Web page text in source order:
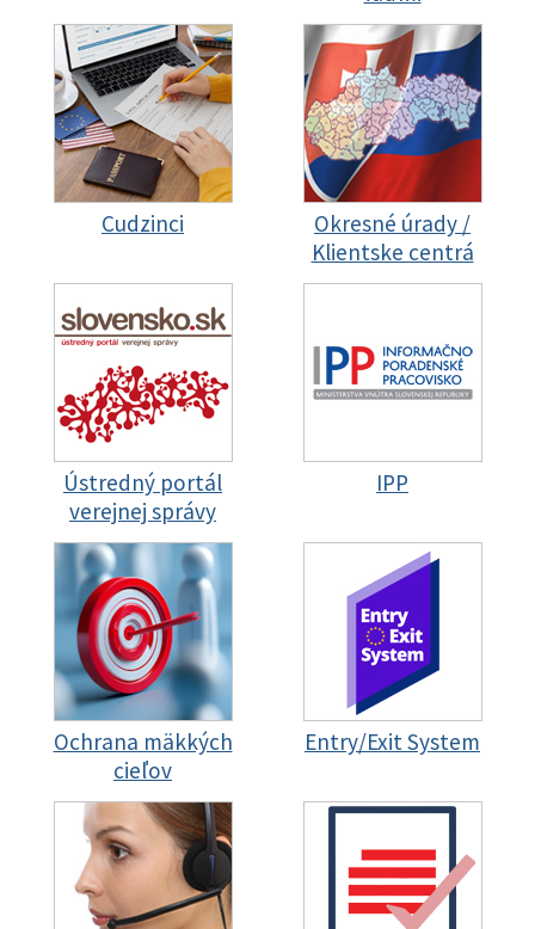
Cudzinci
Okresné úrady /
Klientske centrá
Ústredný portál
verejnej správy
IPP
Ochrana mäkkých
cieľov
Entry/Exit System